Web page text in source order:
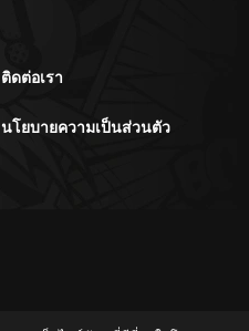
ติดต่อเรา
นโยบายความเป็นส่วนตัว